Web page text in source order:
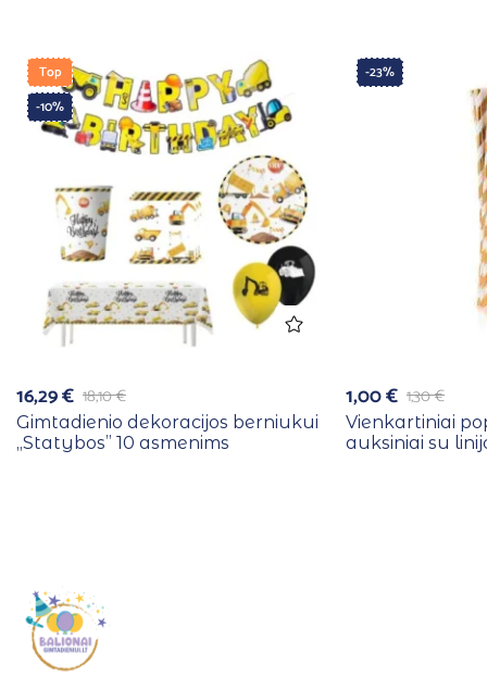
Top
-10%
18,10€
16,29€
Gimtadienio dekoracijos berniukui
,,Statybos” 10 asmenims
-23%
1,30€
1,00€
Vienkartiniai
auksiniai su